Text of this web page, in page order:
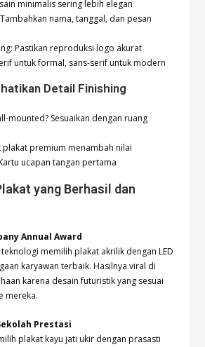
minimalis sering lebih elegan
nama, tanggal, dan pesan
Pastikan reproduksi logo akurat
untuk formal, sans-serif untuk modern
Detail Finishing
mounted? Sesuaikan dengan ruang
plakat premium menambah nilai
ucapan tangan pertama
yang Berhasil dan
Annual Award
memilih plakat akrilik dengan LED
karyawan terbaik. Hasilnya viral di
karena desain futuristik yang sesuai
mereka.
Prestasi
plakat kayu jati ukir dengan prasasti